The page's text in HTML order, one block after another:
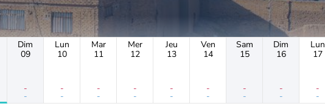
Dim
09
-
-
Lun
10
-
-
Mar
11
-
-
Mer
12
-
-
Jeu
13
-
-
Ven
14
-
-
Sam
15
-
-
Dim
16
-
-
Lun
17
-
-